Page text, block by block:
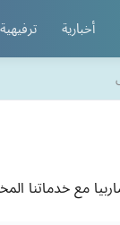
أخبارية ترفيهية
مع خدماتنا